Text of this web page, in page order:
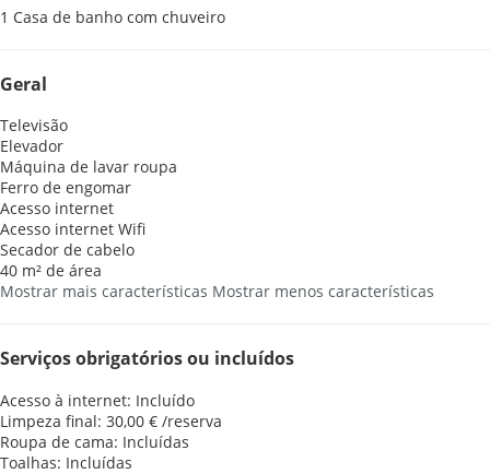
1 Casa de banho com chuveiro
Geral
Televisão
Elevador
Máquina de lavar roupa
Ferro de engomar
Acesso internet
Acesso internet Wifi
Secador de cabelo
40 m² de área
Mostrar mais características Mostrar menos características
Serviços obrigatórios ou incluídos
Acesso à internet: Incluído
Limpeza final: 30,00 € /reserva
Roupa de cama: Incluídas
Toalhas: Incluídas